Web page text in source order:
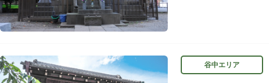
谷中エリア